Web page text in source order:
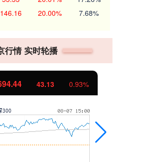
146.16 20.00% 7.68%
行情 实时轮播
43.13 0.93%